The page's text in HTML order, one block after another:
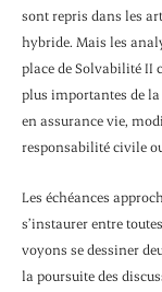
sont repris dans les
hybride. Mais les
place de Solvabilité II
plus importantes de
en assurance vie,
responsabilité civile
Les échéances
s’instaurer entre
voyons se dessiner
la poursuite des